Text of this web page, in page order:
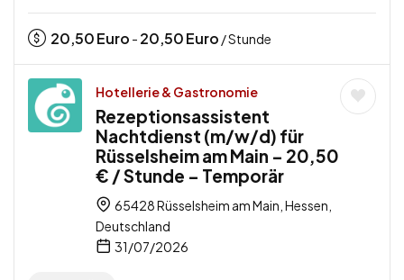
20,50Euro - 20,50Euro / Stunde
Hotellerie & Gastronomie
Rezeptionsassistent
Nachtdienst (m/w/d) für
Rüsselsheim am Main – 20,50
€ / Stunde – Temporär
65428 Rüsselsheim am Main, Hessen,
Deutschland
31/07/2026